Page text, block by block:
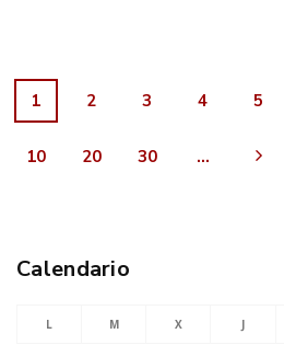
1 2 3 4 5
10 20 30 ...
Calendario
L M X J